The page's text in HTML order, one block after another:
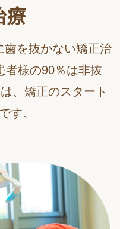
療
歯を抜かない矯正治
者様の90％は非抜
、矯正のスタート
す。